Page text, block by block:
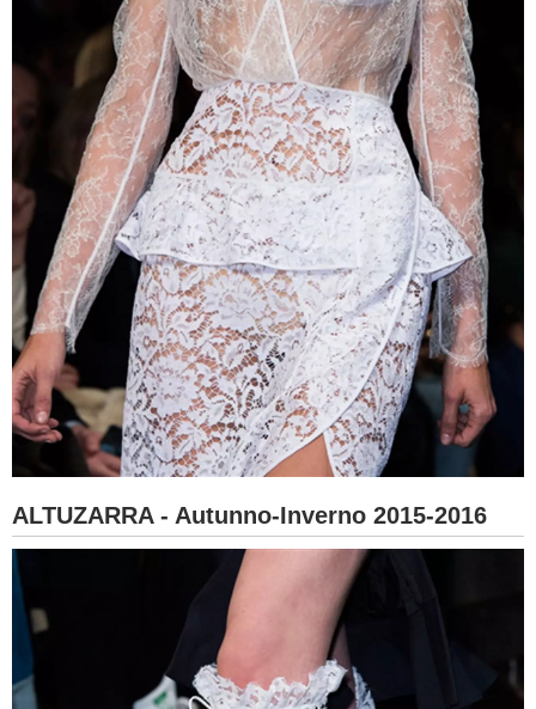
ALTUZARRA - Autunno-Inverno 2015-2016